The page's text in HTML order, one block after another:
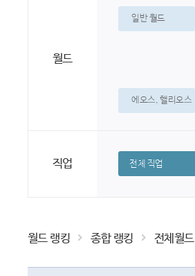
월드
일반 월드
에오스, 핼리오스
직업 전체 직업
월드 랭킹 종합 랭킹 전체월드